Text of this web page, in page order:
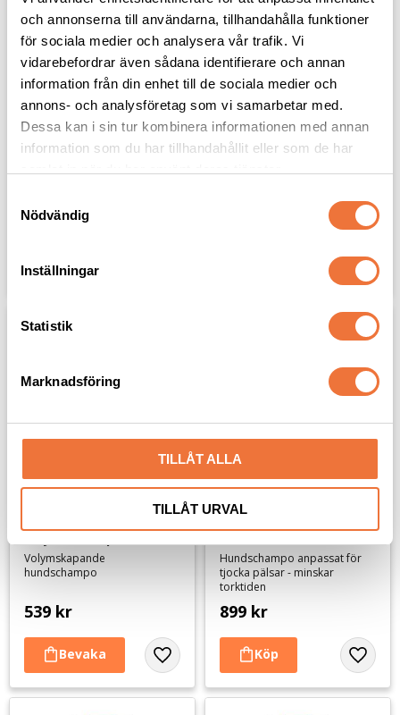
och annonserna till användarna, tillhandahålla funktioner
för sociala medier och analysera vår trafik. Vi
vidarebefordrar även sådana identifierare och annan
information från din enhet till de sociala medier och
annons- och analysföretag som vi samarbetar med.
Dessa kan i sin tur kombinera informationen med annan
information som du har tillhandahållit eller som de har
Nödvändig
Inställningar
Statistik
Marknadsföring
TILLÅT ALLA
TILLÅT URVAL
Always Your Friend
Miracle Volume
Schampo - 250 ml
Hundschampo som ger pälsen
299kr
Groom Professional Big
& Beautiful
Volymschampo - 350 ml
Schampo för att skapa volym
Lägg
Groom Professional Big
Volymskapande
hundschampo
539 kr
Lägg till i favoriter
Groom Professional
Hundschampo anpassat för
tjocka pälsar - minskar
torktiden
899 kr
Lägg